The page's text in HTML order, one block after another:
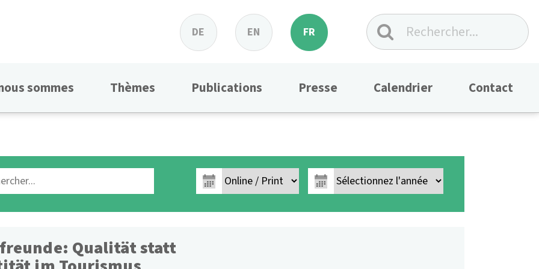
DE EN FR
sommes Thèmes Publications Presse Calendrier Contact
Qualität statt